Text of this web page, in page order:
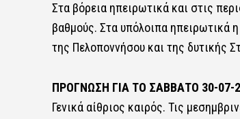
Στα βόρεια ηπειρωτικά και στις
βαθμούς. Στα υπόλοιπα ηπειρωτικά
της Πελοποννήσου και της δυτικής
ΠΡΟΓΝΩΣΗ ΓΙΑ ΤΟ ΣΑΒΒΑΤΟ 30-07-
Γενικά αίθριος καιρός. Τις